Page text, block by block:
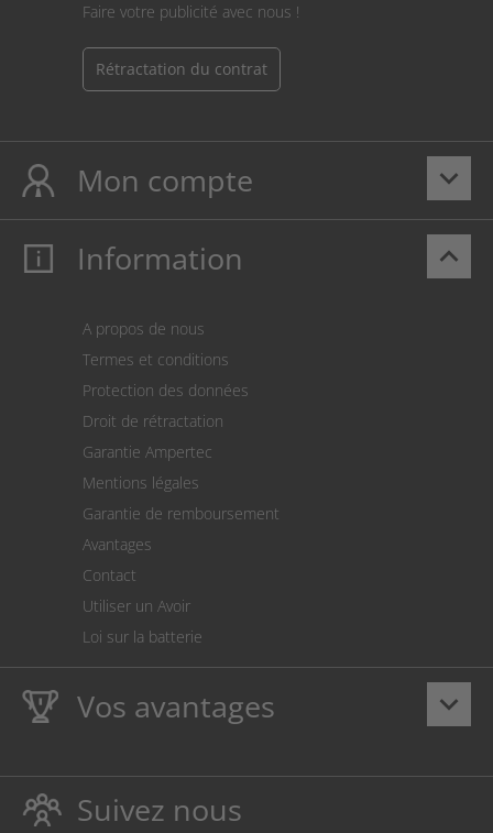
Faire votre publicité avec nous !
Rétractation du contrat
keyboard_arrow_down
Mon compte
Mon compte
Paiement
Le calculateur des frais de port
Paramètres des cookies
keyboard_arrow_up
Information
A propos de nous
Termes et conditions
Protection des données
Droit de rétractation
Garantie Ampertec
Mentions légales
Garantie de remboursement
Avantages
Contact
Utiliser un Avoir
Loi sur la batterie
keyboard_arrow_down
Vos avantages
LaAmpertec Garantie à viesur les encres et toners
protège également votre imprimante.
Suivez nous